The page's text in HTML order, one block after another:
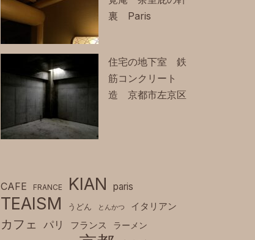
裏 Paris
住宅の地下室 鉄
筋コンクリート
造 京都市左京区
CAFE FRANCE KIAN paris
TEAISM うどん とんかつ イタリアン
カフェ パリ フランス ラーメン